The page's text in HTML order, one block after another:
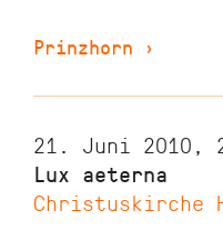
Prinzhorn ›
21. Juni 2010,
Lux aeterna
Christuskirche